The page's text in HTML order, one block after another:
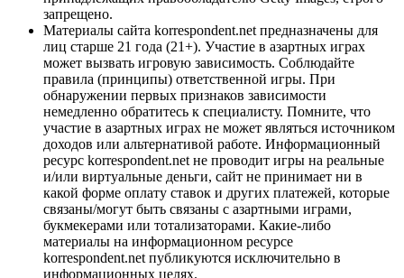
запрещено.
Материалы сайта korrespondent.net предназначены для
лиц старше 21 года (21+). Участие в азартных играх
может вызвать игровую зависимость. Соблюдайте
правила (принципы) ответственной игры. При
обнаружении первых признаков зависимости
немедленно обратитесь к специалисту. Помните, что
участие в азартных играх не может являться источником
доходов или альтернативой работе. Информационный
ресурс korrespondent.net не проводит игры на реальные
и/или виртуальные деньги, сайт не принимает ни в
какой форме оплату ставок и других платежей, которые
связаны/могут быть связаны с азартными играми,
букмекерами или тотализаторами. Какие-либо
материалы на информационном ресурсе
korrespondent.net публикуются исключительно в
информационных целях.